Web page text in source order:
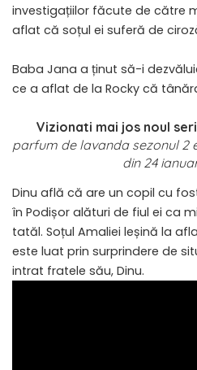
investigațiilor făcute de către
aflat că soțul ei suferă de
Baba Jana a ținut să-i
ce a aflat de la Rocky că
Vizionati mai jos noul
parfum de lavanda sezonul 2
din 24
Dinu află că are un copil cu
în Podișor alături de fiul ei ca
tatăl. Soțul Amaliei leșină la
este luat prin surprindere de
intrat fratele său, Dinu.